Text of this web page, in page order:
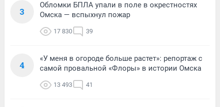
3
Обломки БПЛА упали в поле в окрестностях
Омска — вспыхнул пожар
17 830 39
4
«У меня в огороде больше растет»: репортаж с
самой провальной «Флоры» в истории Омска
13 493 41